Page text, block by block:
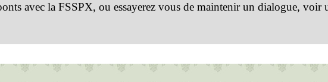
avec la FSSPX, ou essayerez vous de maintenir un dialogue, voir